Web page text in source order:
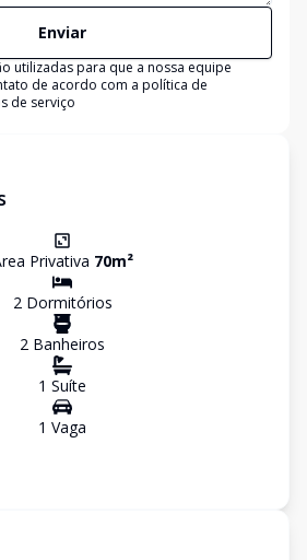
Enviar
utilizadas para que a nossa equipe
de acordo com a política de
de serviço
Privativa 70m²
2Dormitórios
2 Banheiros
1 Suíte
1 Vaga